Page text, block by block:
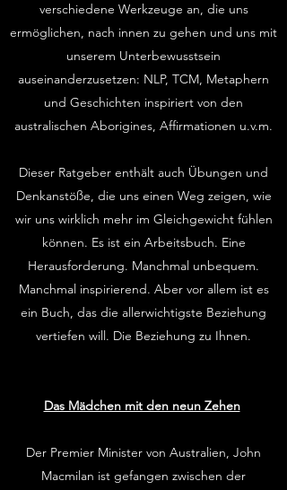
verschiedene Werkzeuge an, die uns
ermöglichen, nach innen zu gehen und uns mit
unserem Unterbewusstsein
auseinanderzusetzen: NLP, TCM, Metaphern
und Geschichten inspiriert von den
australischen Aborigines, Affirmationen u.v.m.
Dieser Ratgeber enthält auch Übungen und
Denkanstöße, die uns einen Weg zeigen, wie
wir uns wirklich mehr im Gleichgewicht fühlen
können. Es ist ein Arbeitsbuch. Eine
Herausforderung. Manchmal unbequem.
Manchmal inspirierend. Aber vor allem ist es
ein Buch, das die allerwichtigste Beziehung
vertiefen will. Die Beziehung zu Ihnen.
Das Mädchen mit den neun Zehen
Der Premier Minister von Australien, John
Macmilan ist gefangen zwischen der